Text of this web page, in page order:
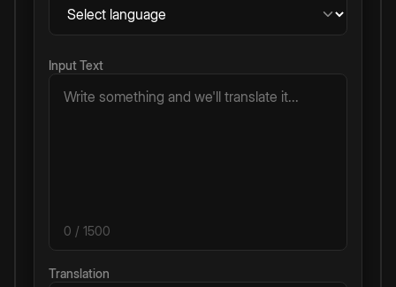
Input Text
0 / 1500
Translation